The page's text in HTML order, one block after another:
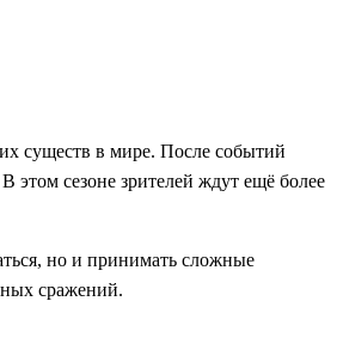
существ в мире. После событий
этом сезоне зрителей ждут ещё более
но и принимать сложные
сражений.